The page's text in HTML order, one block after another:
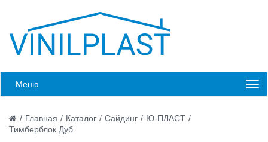
Меню
/ Главная / Каталог / Сайдинг / Ю-ПЛАСТ /
Тимберблок Дуб